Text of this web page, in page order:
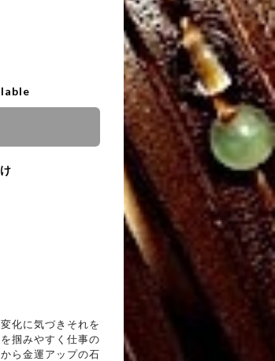
化に気づきそれを
掴みやすく仕事の
ら金運アップの石